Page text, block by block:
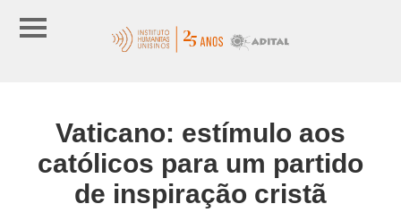
Vaticano: estímulo aos
católicos para um partido
de inspiração cristã